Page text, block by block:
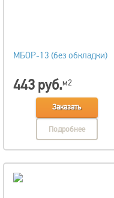
МБОР-13 (без обкладки)
443 руб.м2
Заказать
Подробнее